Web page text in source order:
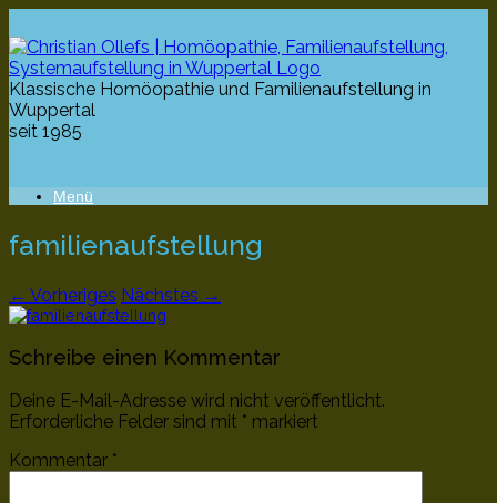
Klassische Homöopathie und Familienaufstellung in
Wuppertal
seit 1985
Menü
familienaufstellung
← Vorheriges Nächstes →
Schreibe einen Kommentar
Deine E-Mail-Adresse wird nicht veröffentlicht.
Erforderliche Felder sind mit * markiert
Kommentar *